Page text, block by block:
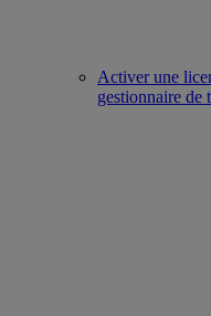
Activer une
gestionnaire de